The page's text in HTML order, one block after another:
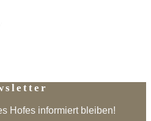
Hofes informiert bleiben!